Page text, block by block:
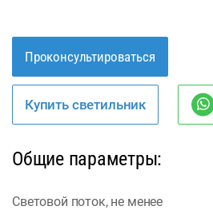
Проконсультироваться
Купить светильник
Общие параметры:
Световой поток, не менее